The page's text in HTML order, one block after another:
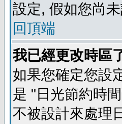
設定, 假如您尚
回頂端
我已經更改時區
如果您確定您設
是 "日光節約時
不被設計來處理